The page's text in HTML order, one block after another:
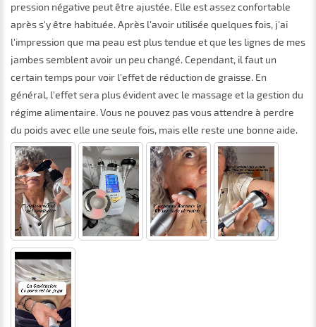
pression négative peut être ajustée. Elle est assez confortable
après s'y être habituée. Après l'avoir utilisée quelques fois, j'ai
l'impression que ma peau est plus tendue et que les lignes de mes
jambes semblent avoir un peu changé. Cependant, il faut un
certain temps pour voir l'effet de réduction de graisse. En
général, l'effet sera plus évident avec le massage et la gestion du
régime alimentaire. Vous ne pouvez pas vous attendre à perdre
du poids avec elle une seule fois, mais elle reste une bonne aide.